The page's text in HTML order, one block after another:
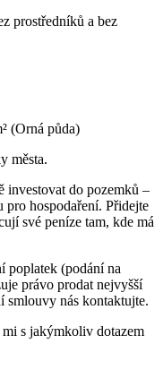
prostředníků a bez
(Orná půda)
města.
investovat do pozemků –
pro hospodaření. Přidejte
své peníze tam, kde má
(podání na
právo prodat nejvyšší
smlouvy nás kontaktujte.
mi s jakýmkoliv dotazem